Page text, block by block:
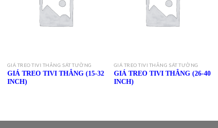
GIÁ TREO TIVI THẲNG SÁT TƯỜNG
GIÁ TREO TIVI THẲNG (15-32
INCH)
GIÁ TREO TIVI THẲNG SÁT TƯỜNG
GIÁ TREO TIVI THẲNG (26-40
INCH)